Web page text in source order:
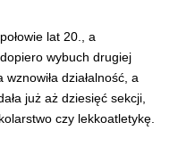
lat 20., a
wybuch drugiej
działalność, a
już aż dziesięć sekcji,
czy lekkoatletykę.